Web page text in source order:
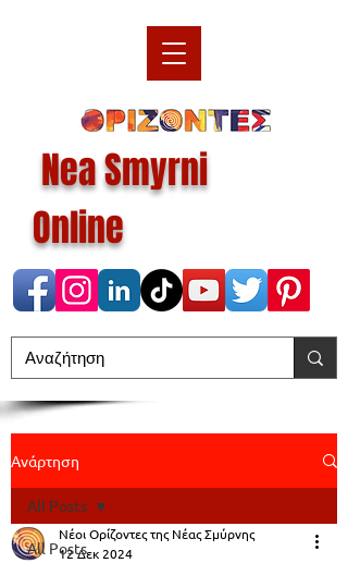
Nea Smyrni
Online
Ανάρτηση
All Posts
All Posts
Νέοι Ορίζοντες της Νέας Σμύρνης
12 Δεκ 2024